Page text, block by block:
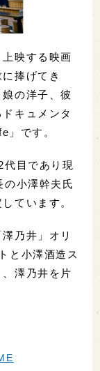
映する映画
捧げてき
の洋子、彼
キュメンタ
」です。
目であり現
の小澤幹夫氏
ています。
乃井」オリ
と小澤酒造ス
澤乃井を片